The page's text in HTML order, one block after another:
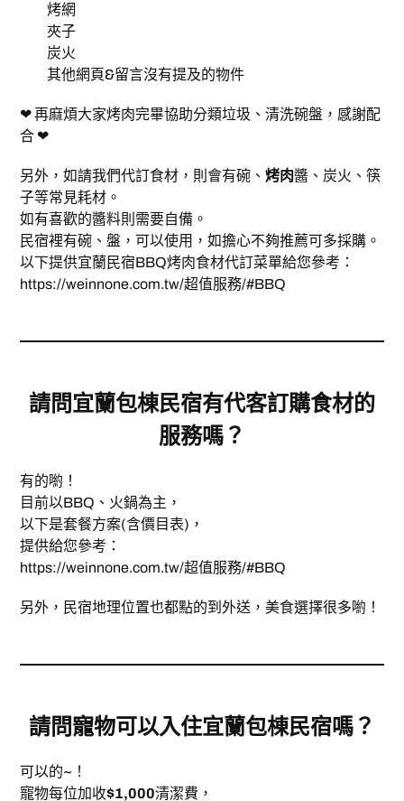
烤網
夾子
炭火
其他網頁&留言沒有提及的物件
❤ 再麻煩大家烤肉完畢協助分類垃圾、清洗碗盤，感謝配
合 ❤
另外，如請我們代訂食材，則會有碗、烤肉醬、炭火、筷
子等常見耗材。
如有喜歡的醬料則需要自備。
民宿裡有碗、盤，可以使用，如擔心不夠推薦可多採購。
以下提供宜蘭民宿BBQ烤肉食材代訂菜單給您參考：
https://weinnone.com.tw/超值服務/#BBQ
請問宜蘭包棟民宿有代客訂購食材的
服務嗎？
有的喲！
目前以BBQ、火鍋為主，
以下是套餐方案(含價目表)，
提供給您參考：
https://weinnone.com.tw/超值服務/#BBQ
另外，民宿地理位置也都點的到外送，美食選擇很多喲！
請問寵物可以入住宜蘭包棟民宿嗎？
可以的~！
寵物每位加收$1,000清潔費，